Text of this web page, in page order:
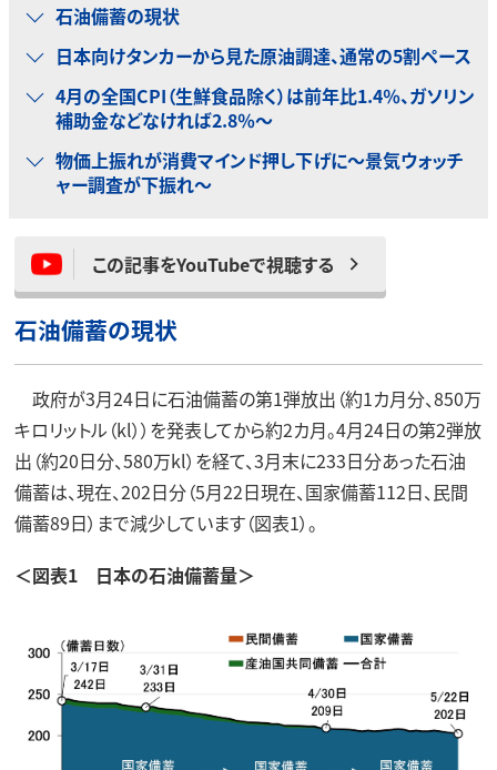
石油備蓄の現状
日本向けタンカーから見た原油調達、通常の5割ペース
4月の全国CPI（生鮮食品除く）は前年比1.4％、ガソリン
補助金などなければ2.8％～
物価上振れが消費マインド押し下げに～景気ウォッチ
ャー調査が下振れ～
この記事をYouTubeで視聴する
石油備蓄の現状
政府が3月24日に石油備蓄の第1弾放出（約1カ月分、850万
キロリットル（kl））を発表してから約2カ月。4月24日の第2弾放
出（約20日分、580万kl）を経て、3月末に233日分あった石油
備蓄は、現在、202日分（5月22日現在、国家備蓄112日、民間
備蓄89日）まで減少しています（図表1）。
＜図表1 日本の石油備蓄量＞